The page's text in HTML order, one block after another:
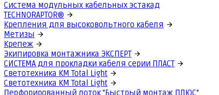
Система модульных кабельных эстакад
TECHNORAPTOR®
Крепления для высоковольтного кабеля
Метизы
Крепеж
Экипировка монтажника ЭКСПЕРТ
СИСТЕМА для прокладки кабеля серии ПЛАСТ
Светотехника КМ Total Light
Светотехника КМ Total Light
Перфорированный лоток "Быстрый монтаж ПЛЮС"